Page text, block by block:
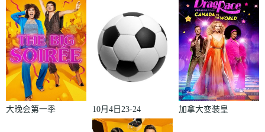
大晚会第一季
10月4日23-24
赛季欧冠小组
加拿大变装皇